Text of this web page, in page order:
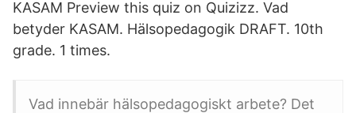
KASAM Preview this quiz on Quizizz. Vad
betyder KASAM. Hälsopedagogik DRAFT. 10th
grade. 1 times.
Vad innebär hälsopedagogiskt arbete? Det